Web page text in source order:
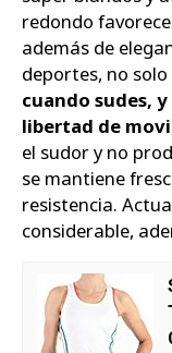
redondo
además de
deportes, no
cuando sudes,
libertad de
el sudor y no
se mantiene
resistencia.
considerable,